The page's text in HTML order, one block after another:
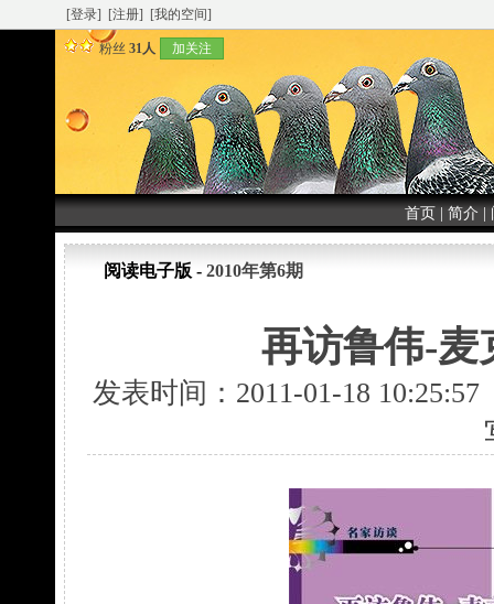
[登录] [注册] [我的空间]
粉丝 31人 加关注
首页 简介
阅读电子版 - 2010年第6期
再访鲁伟-麦
发表时间：2011-01-18